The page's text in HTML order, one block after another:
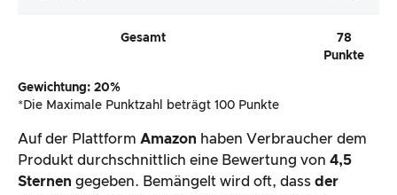
Gesamt
78
Punkte
Gewichtung: 20%
*Die Maximale Punktzahl beträgt 100 Punkte
Auf der Plattform Amazon haben Verbraucher dem
Produkt durchschnittlich eine Bewertung von 4,5
Sternen gegeben. Bemängelt wird oft, dass der